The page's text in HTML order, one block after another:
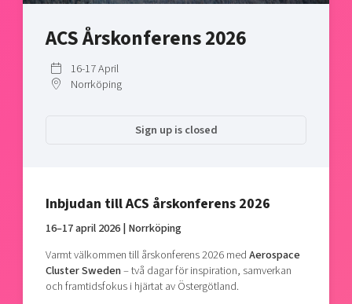
Bright East
Reversed mentorship
Talent & skills
Startup & industry collaboration
Offers to boost your business
Projects
Publications
Project toolbox
Reach out to us
Locations
Today's lunch in Mjärdevi
ACS Årskonferens 2026
16-17 April
Norrköping
Sign up is closed
Inbjudan till ACS årskonferens 2026
16–17 april 2026 | Norrköping
Varmt välkommen till årskonferens 2026 medAerospace
Cluster Sweden– två dagar för inspiration, samverkan
och framtidsfokus i hjärtat av Östergötland.